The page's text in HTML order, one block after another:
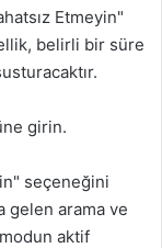
Etmeyin"
belirli bir süre
girin.
seçeneğini
gelen arama ve
aktif